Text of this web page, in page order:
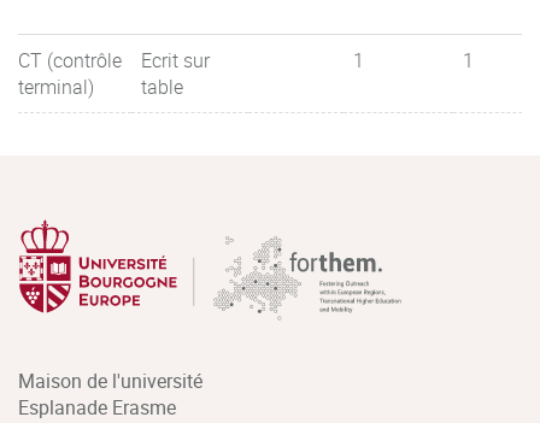
CT (contrôle
terminal)
Ecrit sur
table
1 1
Maison de l'université
Esplanade Erasme